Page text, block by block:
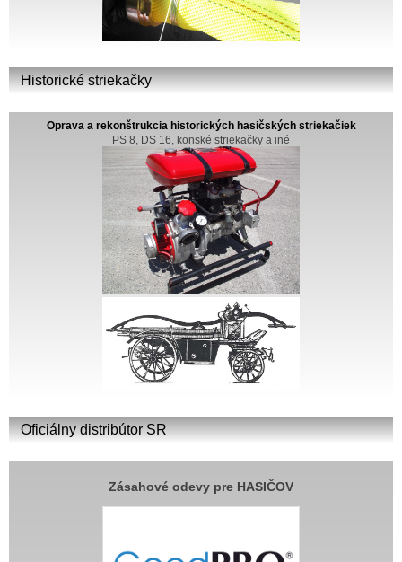
Historické striekačky
Oprava a rekonštrukcia historických hasičských striekačiek
PS 8, DS 16, konské striekačky a iné
Oficiálny distribútor SR
Zásahové odevy pre HASIČOV